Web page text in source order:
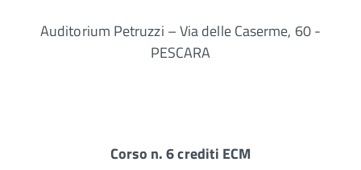
Auditorium Petruzzi – Via delle Caserme, 60 -
PESCARA
Corso n. 6 crediti ECM